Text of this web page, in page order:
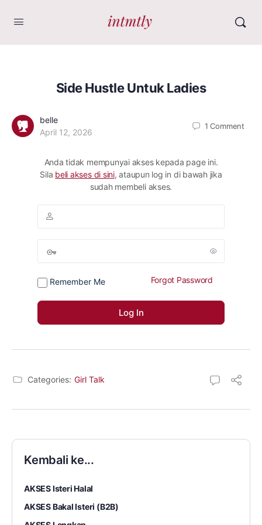
Side Hustle Untuk Ladies
belle
April 12, 2026
1Comment
Anda tidak mempunyai akses kepada page ini.
Sila beli akses di sini, ataupun log in di bawah jika
sudah membeli akses.
Remember Me Forgot Password
Categories: Girl Talk
Kembali ke...
AKSES Isteri Halal
AKSES Bakal Isteri (B2B)